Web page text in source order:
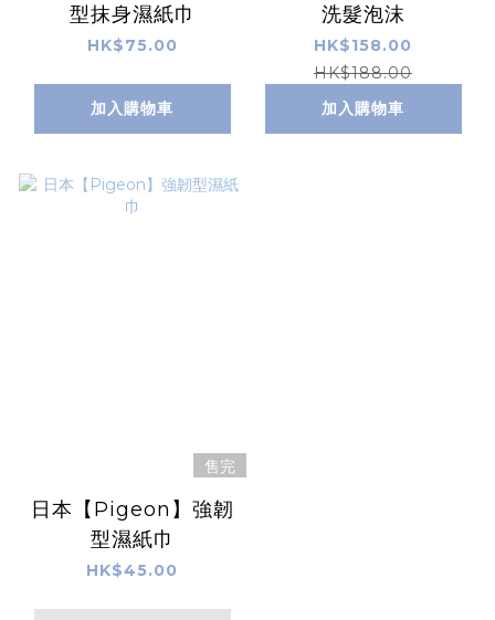
型抹身濕紙巾
HK$75.00
加入購物車
洗髮泡沫
HK$158.00
HK$188.00
加入購物車
售完
日本【Pigeon】強韌
型濕紙巾
HK$45.00